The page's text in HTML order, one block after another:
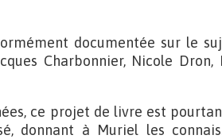
documentée sur le
Charbonnier, Nicole
ce projet de livre est
donnant à Muriel les